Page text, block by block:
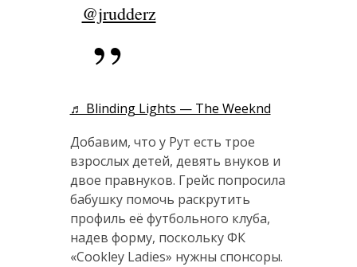
@jrudderz
♬ Blinding Lights — The Weeknd
Добавим, что у Рут есть трое
взрослых детей, девять внуков и
двое правнуков. Грейс попросила
бабушку помочь раскрутить
профиль её футбольного клуба,
надев форму, поскольку ФК
«Cookley Ladies» нужны спонсоры.